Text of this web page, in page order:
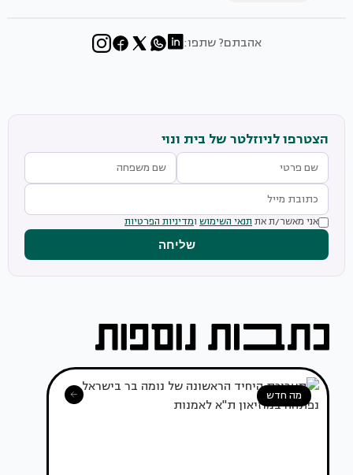
אהבתם? שתפו:
הצטרפו לניוזלטר של בית ונוי
אני מאשר/ת את תנאי השימוש ומדיניות הפרטיות
שליחה
מה חדש